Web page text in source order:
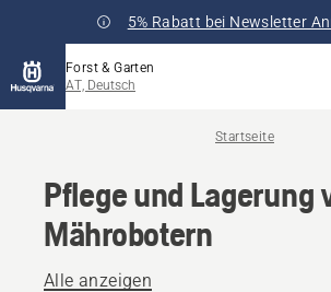
5% Rabatt bei Newsletter
Forst & Garten
AT, Deutsch
Startseite
Pflege und Lagerung
Mährobotern
Alle anzeigen